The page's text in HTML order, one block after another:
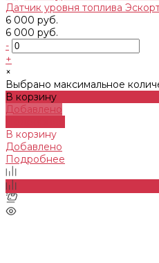
Датчик уровня топлива
6 000 руб.
6 000 руб.
-
+
×
Выбрано максимальное
В корзину
Добавлено
В корзину
Добавлено
Подробнее